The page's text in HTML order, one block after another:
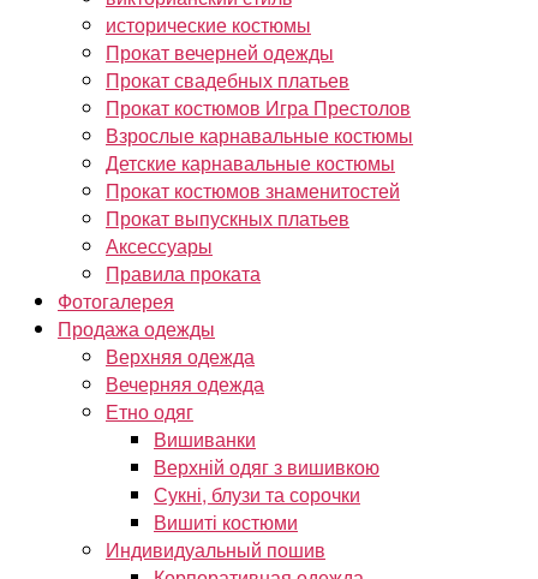
исторические костюмы
Прокат вечерней одежды
Прокат свадебных платьев
Прокат костюмов Игра Престолов
Взрослые карнавальные костюмы
Детские карнавальные костюмы
Прокат костюмов знаменитостей
Прокат выпускных платьев
Аксессуары
Правила проката
Фотогалерея
Продажа одежды
Верхняя одежда
Вечерняя одежда
Етно одяг
Вишиванки
Верхній одяг з вишивкою
Сукні, блузи та сорочки
Вишиті костюми
Индивидуальный пошив